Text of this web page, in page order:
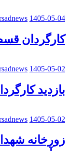
1405-05-04
کارگردان
1405-05-02
بازدید
1405-05-02
زورخانه